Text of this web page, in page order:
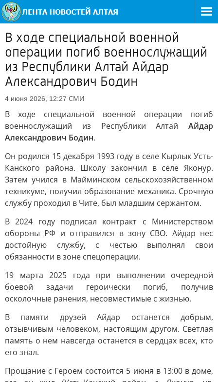
В ходе специальной военной
операции погиб военнослужащий
из Республики Алтай Айдар
Александрович Бодин
4 июня 2026, 12:27 СМИ
В ходе специальной военной операции погиб
военнослужащий из Республики Алтай Айдар
Александрович Бодин.
Он родился 15 декабря 1993 году в селе Кырлык Усть-
Канского района. Школу закончил в селе Яконур.
Затем учился в Майминском сельскохозяйственном
техникуме, получил образование механика. Срочную
службу проходил в Чите, был младшим сержантом.
В 2024 году подписал контракт с Министерством
обороны РФ и отправился в зону СВО. Айдар нес
достойную службу, с честью выполнял свои
обязанности в зоне спецоперации.
19 марта 2025 года при выполнении очередной
боевой задачи героически погиб, получив
осколочные ранения, несовместимые с жизнью.
В памяти друзей Айдар останется добрым,
отзывчивым человеком, настоящим другом. Светлая
память о нем навсегда останется в сердцах всех, кто
его знал.
Прощание с Героем состоится 5 июня в 13:00 в доме,